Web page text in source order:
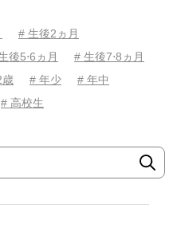
# 生後2ヵ月
後5⋅6ヵ月
# 生後7⋅8ヵ月
歳 # 年少
# 年中
# 高校生